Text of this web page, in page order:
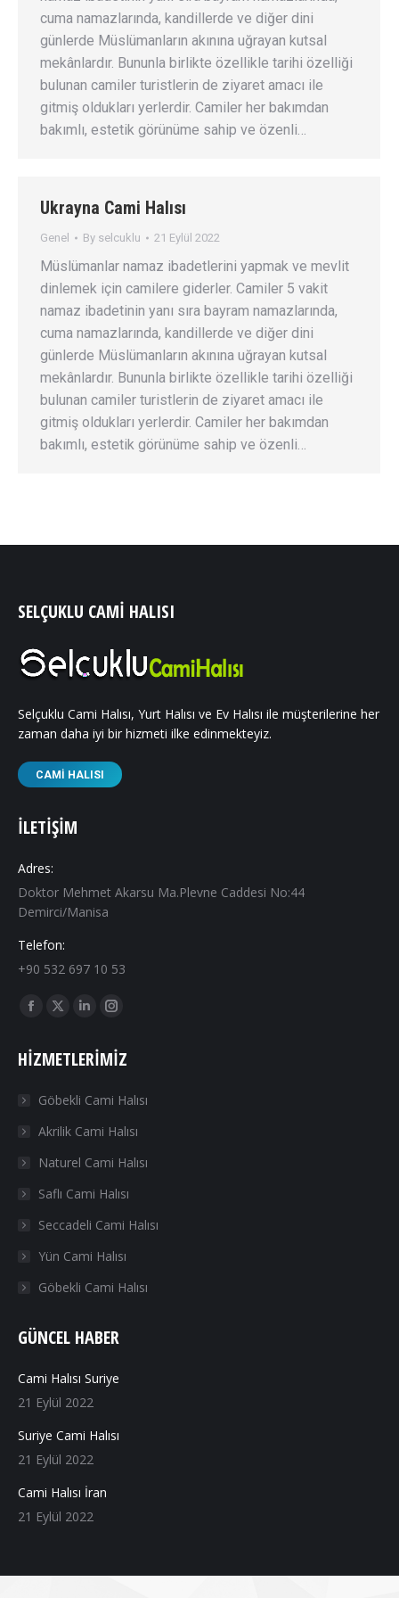
cuma namazlarında, kandillerde ve diğer dini
günlerde Müslümanların akınına uğrayan kutsal
mekânlardır. Bununla birlikte özellikle tarihi özelliği
bulunan camiler turistlerin de ziyaret amacı ile
gitmiş oldukları yerlerdir. Camiler her bakımdan
bakımlı, estetik görünüme sahip ve özenli…
Ukrayna Cami Halısı
Genel By selcuklu 21 Eylül 2022
Müslümanlar namaz ibadetlerini yapmak ve mevlit
dinlemek için camilere giderler. Camiler 5 vakit
namaz ibadetinin yanı sıra bayram namazlarında,
cuma namazlarında, kandillerde ve diğer dini
günlerde Müslümanların akınına uğrayan kutsal
mekânlardır. Bununla birlikte özellikle tarihi özelliği
bulunan camiler turistlerin de ziyaret amacı ile
gitmiş oldukları yerlerdir. Camiler her bakımdan
bakımlı, estetik görünüme sahip ve özenli…
SELÇUKLU CAMI HALISI
Selçuklu Cami Halısı, Yurt Halısı ve Ev Halısı ile müşterilerine her
zaman daha iyi bir hizmeti ilke edinmekteyiz.
CAMI HALISI
İLETIŞIM
Adres:
Doktor Mehmet Akarsu Ma.Plevne Caddesi No:44
Demirci/Manisa
Telefon:
+90 532 697 10 53
Find us on:
Facebook
opens
new
window
X
opens
new
window
Linkedin
opens
new
window
Instagram
opens
new
window
HIZMETLERIMIZ
Göbekli Cami Halısı
Akrilik Cami Halısı
Naturel Cami Halısı
Saflı Cami Halısı
Seccadeli Cami Halısı
Yün Cami Halısı
Göbekli Cami Halısı
GÜNCEL HABER
Cami Halısı Suriye
21 Eylül 2022
Suriye Cami Halısı
21 Eylül 2022
Cami Halısı İran
21 Eylül 2022